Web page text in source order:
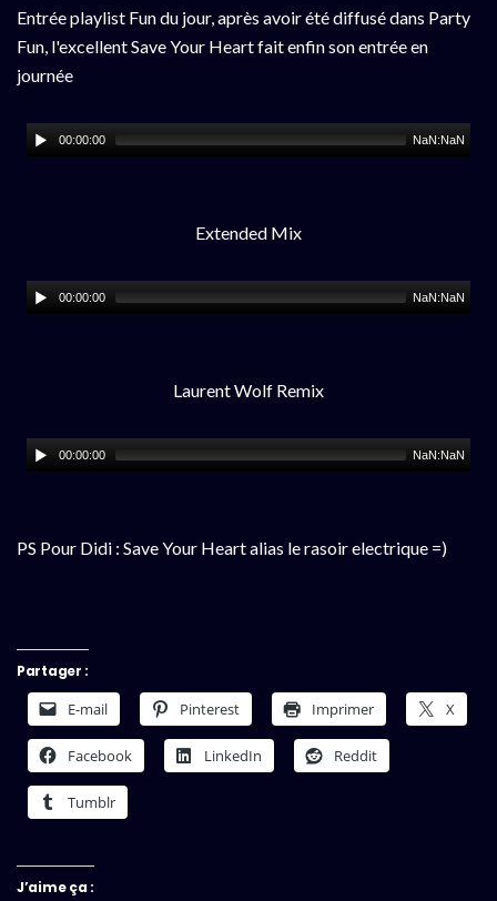
Entrée playlist Fun du jour, après avoir été diffusé dans Party
Fun, l'excellent Save Your Heart fait enfin son entrée en
journée
00:00:00 NaN:NaN
Extended Mix
00:00:00 NaN:NaN
Laurent Wolf Remix
00:00:00 NaN:NaN
PS Pour Didi : Save Your Heart alias le rasoir electrique =)
Partager :
E-mail Pinterest Imprimer X
Facebook LinkedIn Reddit
Tumblr
J’aime ça :